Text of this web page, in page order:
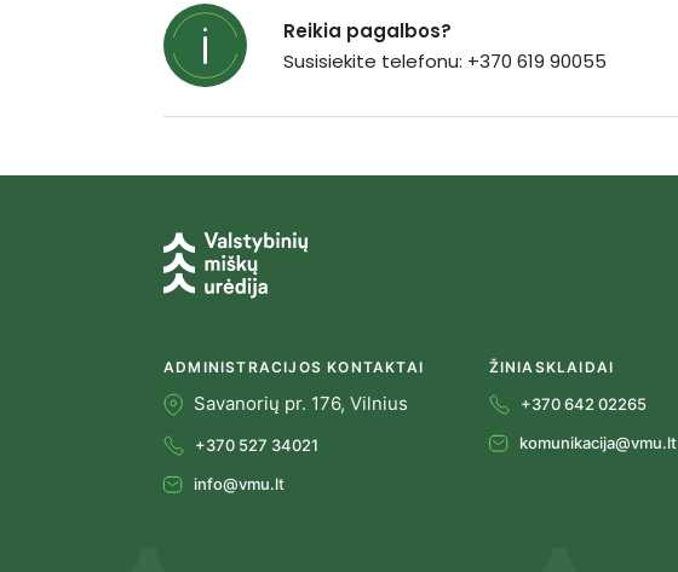
Reikia pagalbos?
Susisiekite telefonu: +370 619 90055
ADMINISTRACIJOS KONTAKTAI
Savanorių pr. 176, Vilnius
+370 527 34021
info@vmu.lt
ŽINIASKLAIDAI
+370 642 02265
komunikacija@vmu.lt